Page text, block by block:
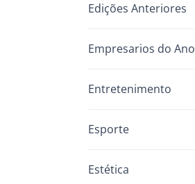
Edições Anteriores
Empresarios do Ano
Entretenimento
Esporte
Estética